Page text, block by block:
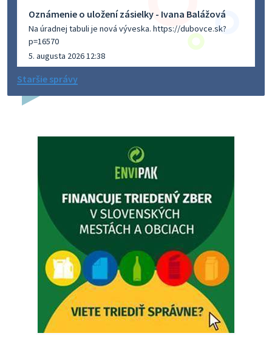
Oznámenie o uložení zásielky - Ivana Balážová
Na úradnej tabuli je nová výveska. https://dubovce.sk?
p=16570
5. augusta 2026 12:38
Dovolenka - MUDr. Marián Sivoň
budeZATVORENÁ z dôvodu čerpania dovolenky. Akútne
prípady bude riešiť MUDr.Fisch…
Zajtrajší zvoz odpadu
Vážený občan, zajtra 5. 8. sa bude zvážať komunálny odpad.
4. augusta 2026 15:30
Dnešný zvoz odpadu
Vážený občan, dnes 5. 8. sa zváža komunálny odpad.
5. augusta 2026 05:00
Staršie správy